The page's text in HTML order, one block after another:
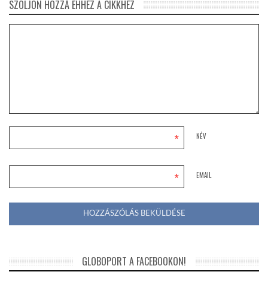
SZÓLJON HOZZÁ EHHEZ A CIKKHEZ
NÉV
*
EMAIL
*
GLOBOPORT A FACEBOOKON!